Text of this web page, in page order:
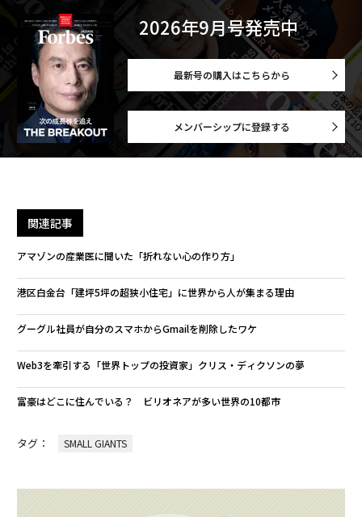
2026年9月号発売中
最新号の購入はこちらから
メンバーシップに登録する
関連記事
アマゾンの産業医に聞いた「折れない心の作り方」
港区白金台「建坪5坪の超狭小住宅」に世界から人が集まる理由
グーグル社員が自分のスマホからGmailを削除したワケ
Web3を牽引する「世界トップの投資家」クリス・ディクソンの夢
富豪はどこに住んでいる？ ビリオネアが多い世界の10都市
タグ： SMALL GIANTS